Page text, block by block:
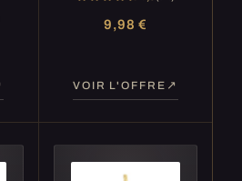
9,98 €
VOIR L'OFFRE